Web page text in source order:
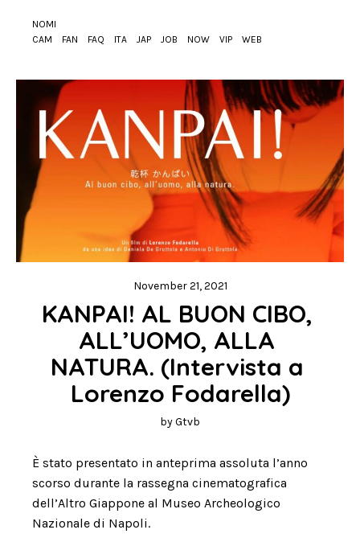
NOMI
CAM
FAN FAQ ITA JAP JOB NOW VIP WEB
November 21, 2021
KANPAI! AL BUON CIBO,
ALL’UOMO, ALLA
NATURA. (Intervista a
Lorenzo Fodarella)
byGtvb
È stato presentato in anteprima assoluta l’anno
scorso durante la rassegna cinematografica
dell’Altro Giappone al Museo Archeologico
Nazionale di Napoli.